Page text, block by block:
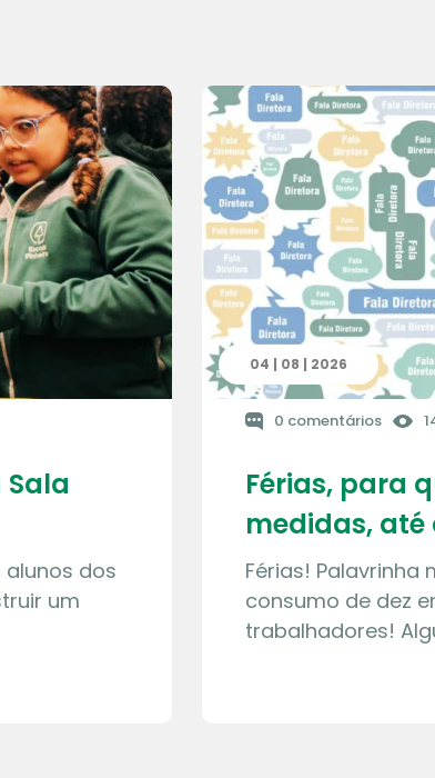
alunos dos
um
04 | 08 | 2026
0 comentários
Férias, para
medidas, até
Férias!
consumo de dez
trabalhadores!